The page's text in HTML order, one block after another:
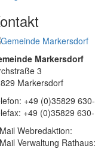
Markersdorf
3
Markersdorf
+49 (0)35829
+49 (0)35829 630-
Webredaktion:
Verwaltung Rathaus: